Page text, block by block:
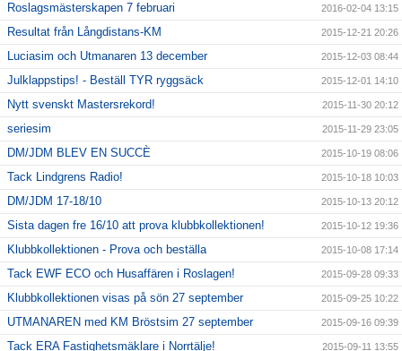
Roslagsmästerskapen 7 februari 2016-02-04 13:15
Resultat från Långdistans-KM 2015-12-21 20:26
Luciasim och Utmanaren 13 december 2015-12-03 08:44
Julklappstips! - Beställ TYR ryggsäck 2015-12-01 14:10
Nytt svenskt Mastersrekord! 2015-11-30 20:12
seriesim 2015-11-29 23:05
DM/JDM BLEV EN SUCCÈ 2015-10-19 08:06
Tack Lindgrens Radio! 2015-10-18 10:03
DM/JDM 17-18/10 2015-10-13 20:12
Sista dagen fre 16/10 att prova klubbkollektionen! 2015-10-12 19:36
Klubbkollektionen - Prova och beställa 2015-10-08 17:14
Tack EWF ECO och Husaffären i Roslagen! 2015-09-28 09:33
Klubbkollektionen visas på sön 27 september 2015-09-25 10:22
UTMANAREN med KM Bröstsim 27 september 2015-09-16 09:39
Tack ERA Fastighetsmäklare i Norrtälje! 2015-09-11 13:55